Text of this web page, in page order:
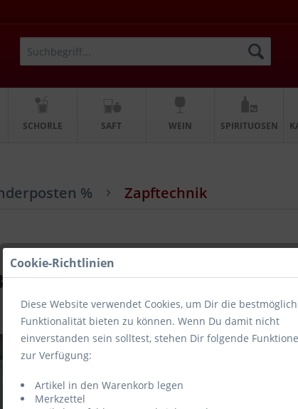
SCHORLE SAFT WEIN SPIRITUOSEN
% Zapftechnik
Model
Cookie-Richtlinien
Diese Website verwendet Cookies, um Dir die
Funktionalität bieten zu können. Wenn Du damit nicht
einverstanden sein solltest, stehen Dir folgende
zur Verfügung:
Artikel in den Warenkorb legen
Merkzettel